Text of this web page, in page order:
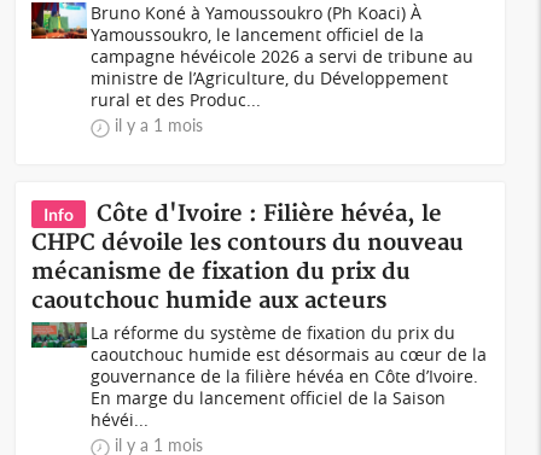
Bruno Koné à Yamoussoukro (Ph Koaci) À
Yamoussoukro, le lancement officiel de la
campagne hévéicole 2026 a servi de tribune au
ministre de l’Agriculture, du Développement
rural et des Produc...
il y a 1 mois
Info
Côte d'Ivoire : Filière hévéa, le
CHPC dévoile les contours du nouveau
mécanisme de fixation du prix du
caoutchouc humide aux acteurs
La réforme du système de fixation du prix du
caoutchouc humide est désormais au cœur de la
gouvernance de la filière hévéa en Côte d’Ivoire.
En marge du lancement officiel de la Saison
hévéi...
il y a 1 mois